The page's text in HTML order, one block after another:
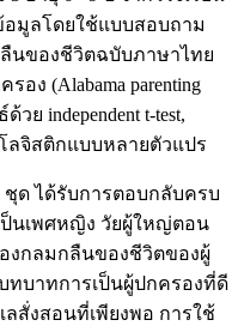
มูลโดยใช้แบบสอบถาม
นของชีวิตฉบับภาษาไทย
อง (Alabama parenting
ย independent t-test,
โลจิสติกแบบหลายตัวแปร
ด ได้รับการตอบกลับครบ
นเพศหญิง วัยผู้ใหญ่ตอน
งกลมกลืนของชีวิตของผู้
บาทการเป็นผู้ปกครองที่ดี
สั่งสอนที่เพียงพอ การใช้